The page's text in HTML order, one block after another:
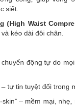
siết.
(High Waist
kéo dài đôi chân.
động tự do
tự tin tuyệt đối trong
skin” – mềm mại,